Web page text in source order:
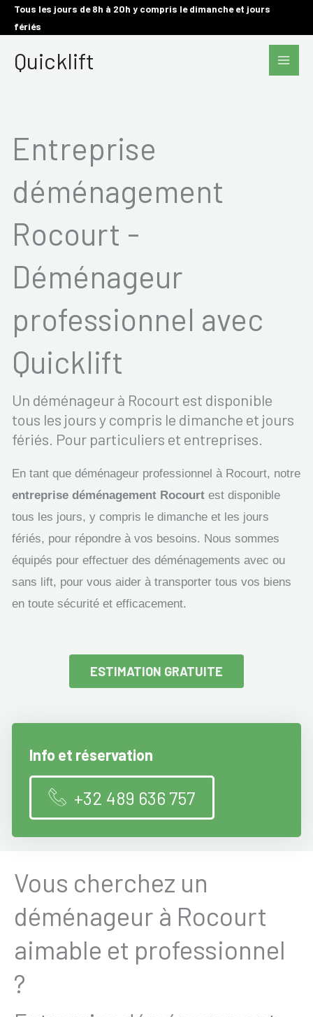
AllerTous les jours de 8h à 20h y compris le dimanche et jours
fériés
Quicklift
Main
Entreprise
déménagement
Rocourt -
Déménageur
professionnel avec
Quicklift
Un déménageur à Rocourt est disponible
tous les jours y compris le dimanche et jours
fériés. Pour particuliers et entreprises.
En tant que déménageur professionnel à Rocourt, notre
entreprise déménagement Rocourt est disponible
tous les jours, y compris le dimanche et les jours
fériés, pour répondre à vos besoins. Nous sommes
équipés pour effectuer des déménagements avec ou
sans lift, pour vous aider à transporter tous vos biens
en toute sécurité et efficacement.
ESTIMATION GRATUITE
Info et réservation
+32 489 636 757
Vous cherchez un
déménageur à Rocourt
aimable et professionnel
?